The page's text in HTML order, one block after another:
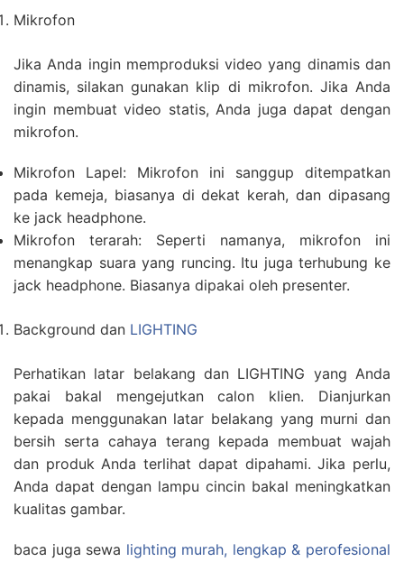
Mikrofon
Jika Anda ingin memproduksi video yang dinamis dan
dinamis, silakan gunakan klip di mikrofon. Jika Anda
ingin membuat video statis, Anda juga dapat dengan
mikrofon.
Mikrofon Lapel: Mikrofon ini sanggup ditempatkan
pada kemeja, biasanya di dekat kerah, dan dipasang
ke jack headphone.
Mikrofon terarah: Seperti namanya, mikrofon ini
menangkap suara yang runcing. Itu juga terhubung ke
jack headphone. Biasanya dipakai oleh presenter.
Background dan LIGHTING
Perhatikan latar belakang dan LIGHTING yang Anda
pakai bakal mengejutkan calon klien. Dianjurkan
kepada menggunakan latar belakang yang murni dan
bersih serta cahaya terang kepada membuat wajah
dan produk Anda terlihat dapat dipahami. Jika perlu,
Anda dapat dengan lampu cincin bakal meningkatkan
kualitas gambar.
baca juga sewa lighting murah, lengkap & perofesional